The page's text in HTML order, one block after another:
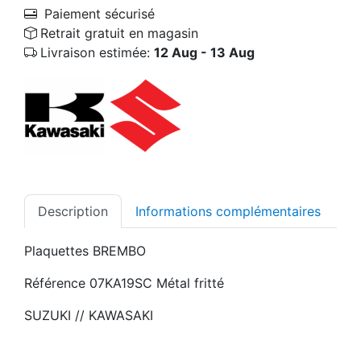
Paiement sécurisé
Retrait gratuit en magasin
Livraison estimée: 12 Aug - 13 Aug
Description Informations complémentaires
Plaquettes BREMBO
Référence 07KA19SC Métal fritté
SUZUKI // KAWASAKI